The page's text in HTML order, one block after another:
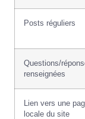
Posts réguliers
Questions/
renseignées
Lien vers une
locale du site